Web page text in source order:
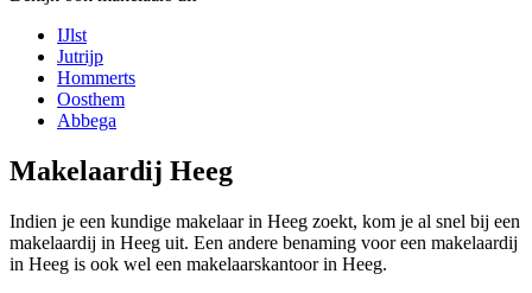
IJlst
Jutrijp
Hommerts
Oosthem
Abbega
Makelaardij Heeg
Indien je een kundige makelaar in Heeg zoekt, kom je al snel bij een
makelaardij in Heeg uit. Een andere benaming voor een makelaardij
in Heeg is ook wel een makelaarskantoor in Heeg.